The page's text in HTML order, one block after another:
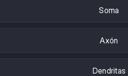
Soma
Axón
Dendritas